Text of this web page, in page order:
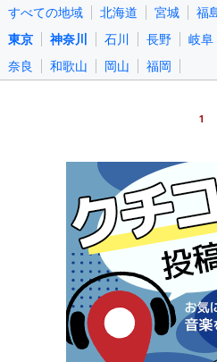
すべての地域 北海道 宮城 福
東京
神奈川 石川 長野 岐阜
奈良
和歌山 岡山 福岡
1